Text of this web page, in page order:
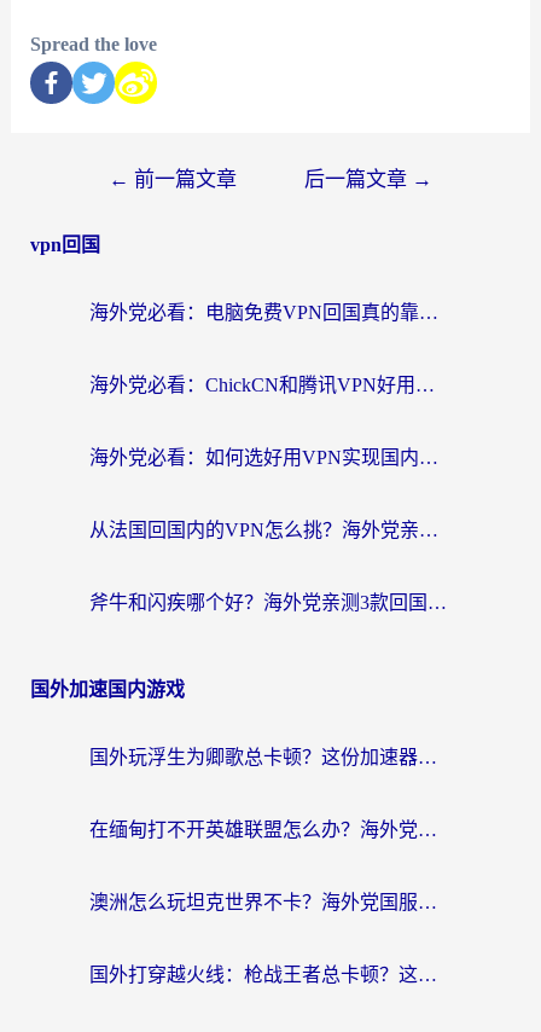
Spread the love
← 前一篇文章 后一篇文章 →
vpn回国
海外党必看：电脑免费VPN回国真的靠谱吗？附实测对比与最优方案指南
海外党必看：ChickCN和腾讯VPN好用吗？3招选对回国加速器，告别地区限制
海外党必看：如何选好用VPN实现国内资源无缝访问？从越南到全球都适用
从法国回国内的VPN怎么挑？海外党亲测：稳定、多端、安全才是关键
斧牛和闪疾哪个好？海外党亲测3款回国加速器，教你选到不踩坑的那一款
国外加速国内游戏
国外玩浮生为卿歌总卡顿？这份加速器选择指南帮你找回丝滑体验
在缅甸打不开英雄联盟怎么办？海外党亲测有效的国服游戏加速指南
澳洲怎么玩坦克世界不卡？海外党国服游戏加速终极指南（附逆战奇妙碰碰车解决方案）
国外打穿越火线：枪战王者总卡顿？这篇加速器推荐下载指南帮你解决延迟难题